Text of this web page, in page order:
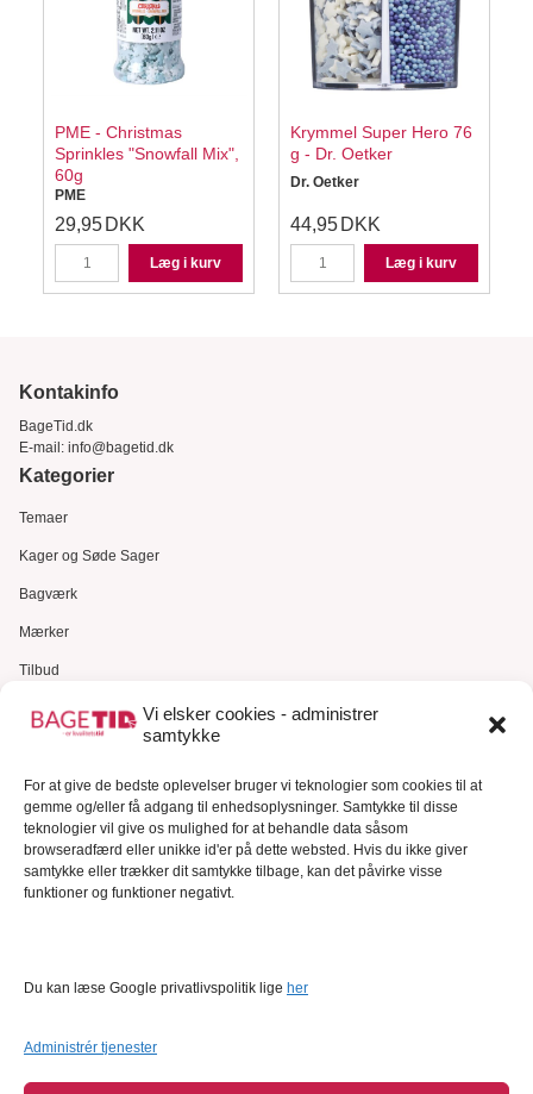
Vi elsker cookies - administrer
samtykke
For at give de bedste oplevelser bruger vi teknologier som cookies til at
gemme og/eller få adgang til enhedsoplysninger. Samtykke til disse
teknologier vil give os mulighed for at behandle data såsom
browseradfærd eller unikke id'er på dette websted. Hvis du ikke giver
samtykke eller trækker dit samtykke tilbage, kan det påvirke visse
funktioner og funktioner negativt.
Du kan læse Google privatlivspolitik lige her
Administrér tjenester
PME - Christmas
Sprinkles "Snowfall Mix",
60g
PME
29,95 DKK
Læg i kurv
Krymmel Super Hero 76
g - Dr. Oetker
Dr. Oetker
44,95 DKK
Læg i kurv
Kontakinfo
BageTid.dk
E-mail: info@bagetid.dk
Kategorier
Temaer
Kager og Søde Sager
Bagværk
Mærker
Tilbud
Gavekort
Kundeservice
Kundeservice
FAQ – Ofte stillede spørgsmål
Om Bagetid.dk
Se Fødevarestyrelsens smiley-rapporter